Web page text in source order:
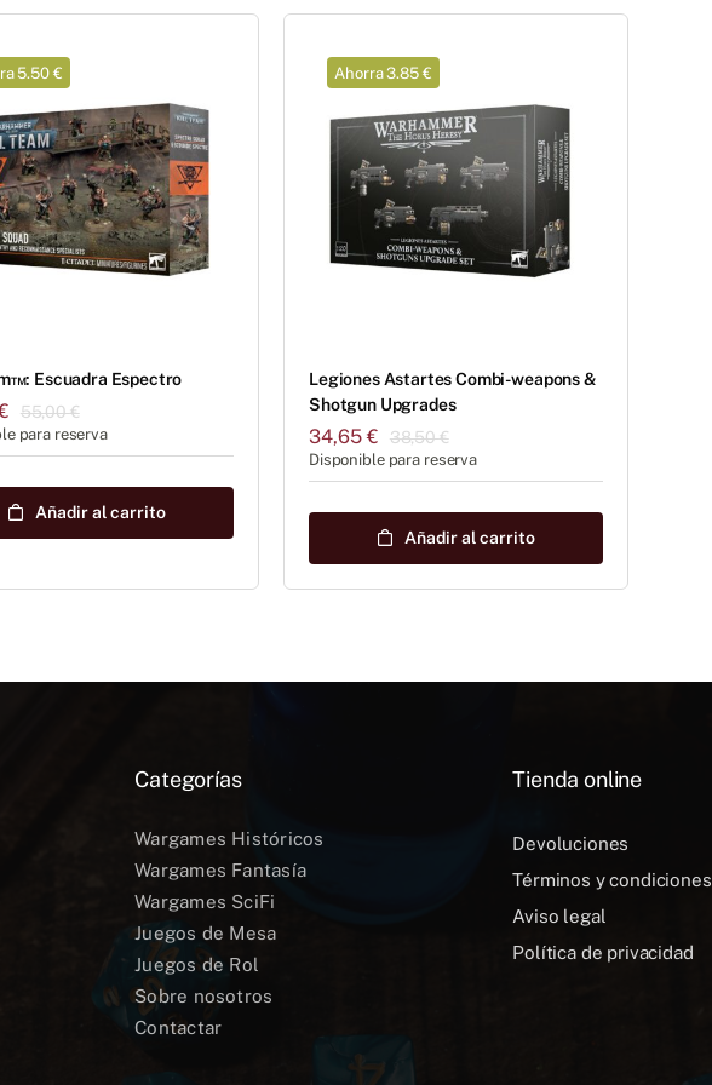
5.50 €
Escuadra Espectro
55,00€El
era:
El
es:
para reserva
Añadir al carrito
Ahorra 3.85 €
Legiones Astartes Combi-weapons &
Shotgun Upgrades
38,50€El
era:
34,65€
El
es:
Disponible para reserva
Añadir al carrito
Categorías
Wargames Históricos
Wargames Fantasía
Wargames SciFi
Juegos de Mesa
Juegos de Rol
Sobre nosotros
Contactar
Tienda online
Devoluciones
Términos y condiciones
Aviso legal
Política de privacidad